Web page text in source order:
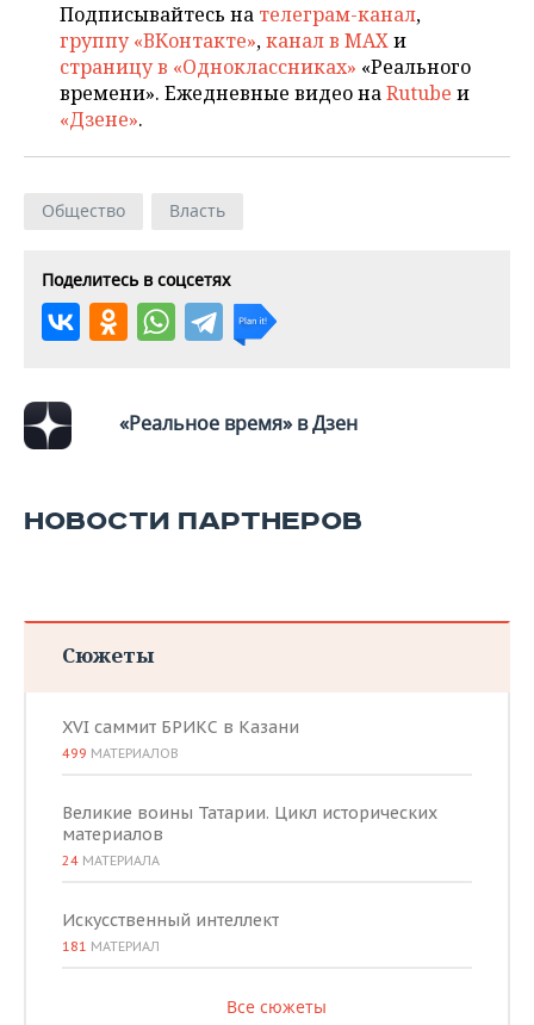
Подписывайтесь на телеграм-канал,
группу «ВКонтакте»,канал в MAXи
страницу в «Одноклассниках» «Реального
времени». Ежедневные видео наRutube и
«Дзене».
Общество Власть
Поделитесь в соцсетях
«Реальное время» в Дзен
НОВОСТИ ПАРТНЕРОВ
Сюжеты
XVI саммит БРИКС в Казани
499 МАТЕРИАЛОВ
Великие воины Татарии. Цикл исторических
материалов
24 МАТЕРИАЛА
Искусственный интеллект
181 МАТЕРИАЛ
Все сюжеты